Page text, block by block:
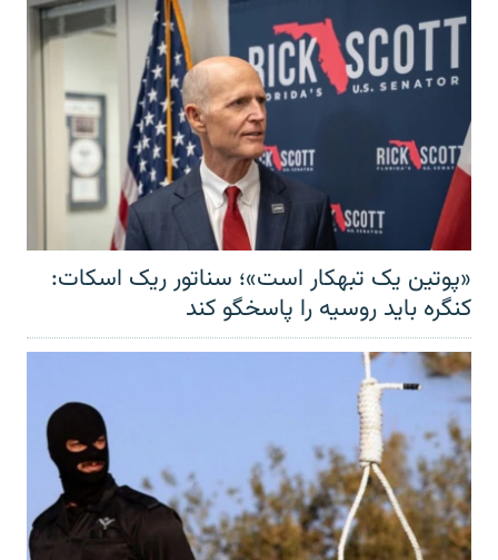
«پوتین یک تبهکار است»؛ سناتور ریک اسکات:
کنگره باید روسیه را پاسخگو کند